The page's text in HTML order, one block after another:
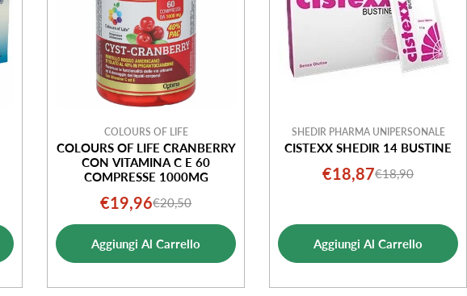
COLOURS OF LIFE
COLOURS OF LIFE CRANBERRY
CON VITAMINA C E 60
COMPRESSE 1000MG
Prezzo
di
vendita
€19,96Prezzo
normale
€20,50
Aggiungi Al Carrello
SHEDIR PHARMA UNIPERSONALE
CISTEXX SHEDIR 14 BUSTINE
Prezzo
vendita
€18,87Prezzo
€18,90
Aggiungi Al Carrello